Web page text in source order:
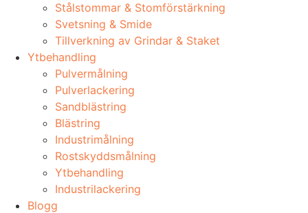
Stålstommar & Stomförstärkning
Svetsning & Smide
Tillverkning av Grindar & Staket
Ytbehandling
Pulvermålning
Pulverlackering
Sandblästring
Blästring
Industrimålning
Rostskyddsmålning
Ytbehandling
Industrilackering
Blogg